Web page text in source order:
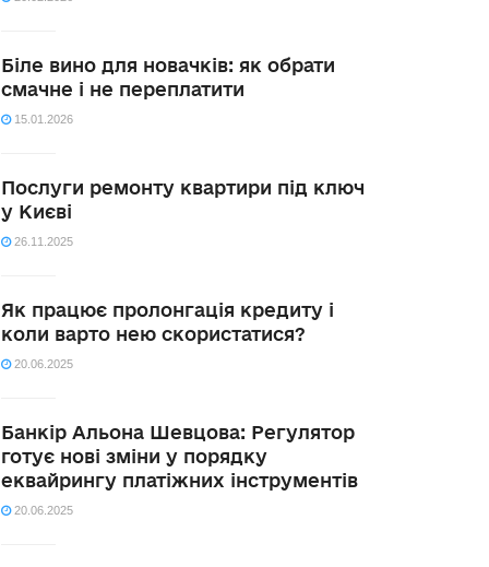
Біле вино для новачків: як обрати
смачне і не переплатити
15.01.2026
Послуги ремонту квартири під ключ
у Києві
26.11.2025
Як працює пролонгація кредиту і
коли варто нею скористатися?
20.06.2025
Банкір Альона Шевцова: Регулятор
готує нові зміни у порядку
еквайрингу платіжних інструментів
20.06.2025